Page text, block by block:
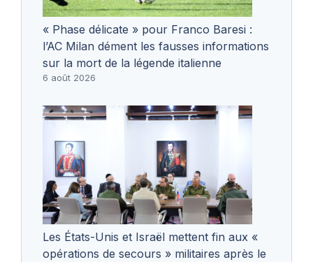
« Phase délicate » pour Franco Baresi :
l’AC Milan dément les fausses informations
sur la mort de la légende italienne
6 août 2026
Les États-Unis et Israël mettent fin aux «
opérations de secours » militaires après le